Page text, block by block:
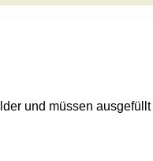
und müssen